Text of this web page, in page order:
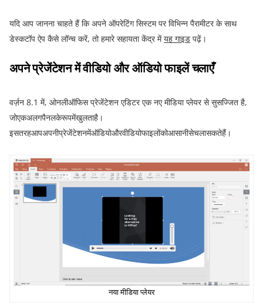
यदि आप जानना चाहते हैं कि अपने ऑपरेटिंग सिस्टम पर विभिन्न पैरामीटर के साथ
डेस्कटॉप ऐप कैसे लॉन्च करें, तो हमारे सहायता केंद्र में यह गाइड पढ़ें।
अपनेप्रेजेंटेशनमेंवीडियोऔरऑडियोफाइलेंचलाएँ
वर्ज़न 8.1 में, ओनलीऑफिस प्रेजेंटेशन एडिटर एक नए मीडिया प्लेयर से सुसज्जित है,
जोएकअलगपैनलकेरूपमेंखुलताहै।
इसतरहआपअपनीप्रेजेंटेशनमेंऑडियोऔरवीडियोफाइलोंकोआसानीसेचलासकतेहैं।
नया मीडिया प्लेयर